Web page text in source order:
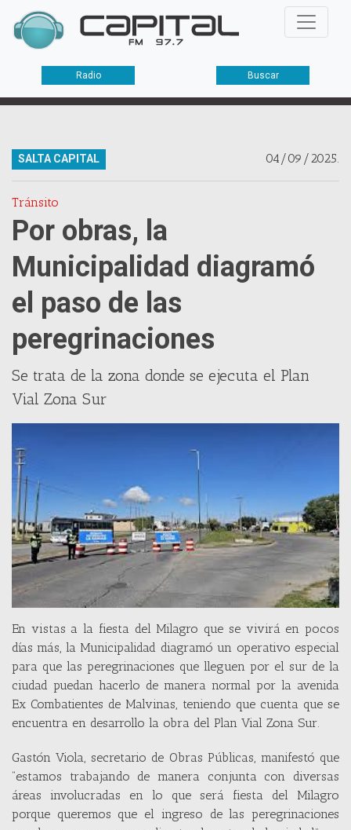
Radio Buscar
04/09/2025.
SALTA CAPITAL
Tránsito
Por obras, la
Municipalidad diagramó
el paso de las
peregrinaciones
Se trata de la zona donde se ejecuta el Plan
Vial Zona Sur
En vistas a la fiesta del Milagro que se vivirá en pocos
días más, la Municipalidad diagramó un operativo especial
para que las peregrinaciones que lleguen por el sur de la
ciudad puedan hacerlo de manera normal por la avenida
Ex Combatientes de Malvinas, teniendo que cuenta que se
encuentra en desarrollo la obra del Plan Vial Zona Sur.
Gastón Viola, secretario de Obras Públicas, manifestó que
“estamos trabajando de manera conjunta con diversas
áreas involucradas en lo que será fiesta del Milagro
porque queremos que el ingreso de las peregrinaciones